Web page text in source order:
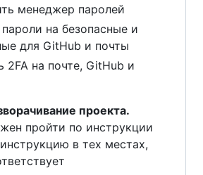
менеджер паролей
на безопасные и
для GitHub и почты
2FA на почте, GitHub и
проекта.
пройти по инструкции
в тех местах,